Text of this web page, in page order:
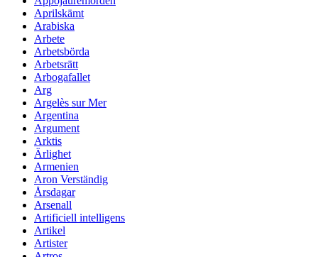
Aprilskämt
Arabiska
Arbete
Arbetsbörda
Arbetsrätt
Arbogafallet
Arg
Argelès sur Mer
Argentina
Argument
Arktis
Ärlighet
Armenien
Aron Verständig
Årsdagar
Arsenall
Artificiell intelligens
Artikel
Artister